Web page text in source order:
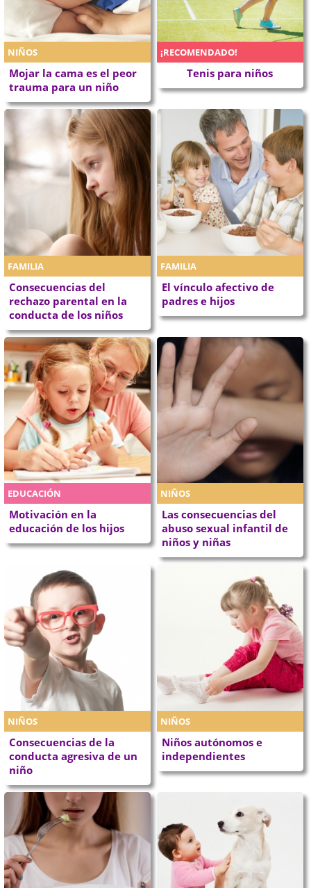
NIÑOS
Mojar la cama es el peor
trauma para un niño
¡RECOMENDADO!
Tenis para niños
FAMILIA
Consecuencias del
rechazo parental en la
conducta de los niños
FAMILIA
El vínculo afectivo de
padres e hijos
EDUCACIÓN
Motivación en la
educación de los hijos
NIÑOS
Las consecuencias del
abuso sexual infantil de
niños y niñas
NIÑOS
Consecuencias de la
conducta agresiva de un
niño
NIÑOS
Niños autónomos e
independientes